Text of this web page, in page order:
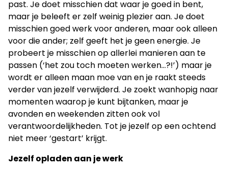
past. Je doet misschien dat waar je goed in bent,
maar je beleeft er zelf weinig plezier aan. Je doet
misschien goed werk voor anderen, maar ook alleen
voor die ander; zelf geeft het je geen energie. Je
probeert je misschien op allerlei manieren aan te
passen (‘het zou toch moeten werken...?!’) maar je
wordt er alleen maan moe van en je raakt steeds
verder van jezelf verwijderd. Je zoekt wanhopig naar
momenten waarop je kunt bijtanken, maar je
avonden en weekenden zitten ook vol
verantwoordelijkheden. Tot je jezelf op een ochtend
niet meer ‘gestart’ krijgt.
Jezelf opladen aan je werk